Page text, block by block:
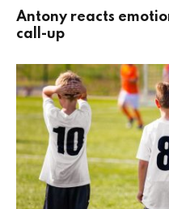
Antony reacts
call-up